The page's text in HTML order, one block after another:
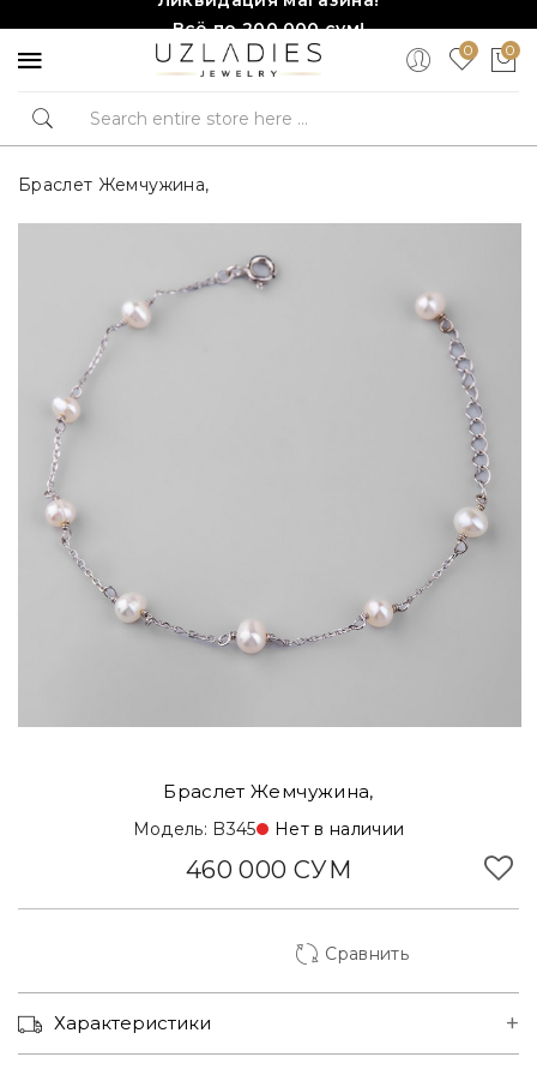
Всё по 200,000 сум!
Торопитесь, количество ограничено!❤️!0 0
Браслет Жемчужина,
Браслет Жемчужина,
Модель: B345 Нет в наличии
460 000 СУМ
Сравнить
Ориентир МВД, метро
Нет наличии
Характеристики